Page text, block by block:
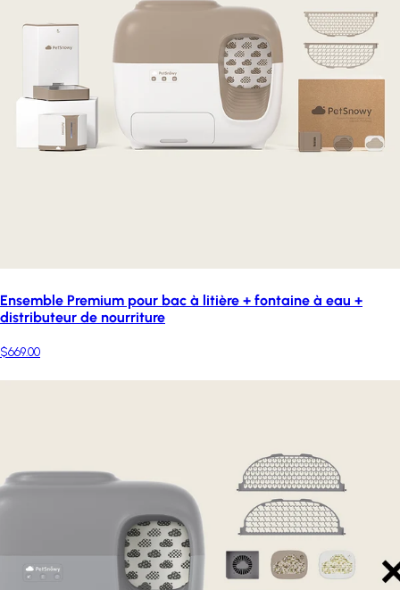
Ensemble Premium pour bac à litière + fontaine à eau +
distributeur de nourriture
$669.00